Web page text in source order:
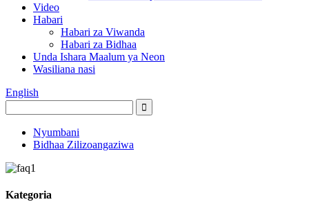
Video
Habari
Habari za Viwanda
Habari za Bidhaa
Unda Ishara Maalum ya Neon
Wasiliana nasi
English
Nyumbani
Bidhaa Zilizoangaziwa
Kategoria